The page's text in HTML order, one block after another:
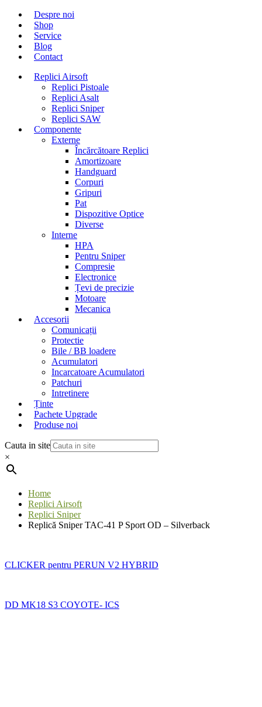
Despre noi
Shop
Service
Blog
Contact
Replici Airsoft
Replici Pistoale
Replici Asalt
Replici Sniper
Replici SAW
Componente
Externe
Încărcătoare Replici
Amortizoare
Handguard
Corpuri
Gripuri
Pat
Dispozitive Optice
Diverse
Interne
HPA
Pentru Sniper
Compresie
Electronice
Țevi de precizie
Motoare
Mecanica
Accesorii
Comunicații
Protectie
Bile / BB loadere
Acumulatori
Incarcatoare Acumulatori
Patchuri
Intretinere
Ținte
Pachete Upgrade
Produse noi
Cauta in site
×
Home
Replici Airsoft
Replici Sniper
Replică Sniper TAC-41 P Sport OD – Silverback
CLICKER pentru PERUN V2 HYBRID
DD MK18 S3 COYOTE- ICS